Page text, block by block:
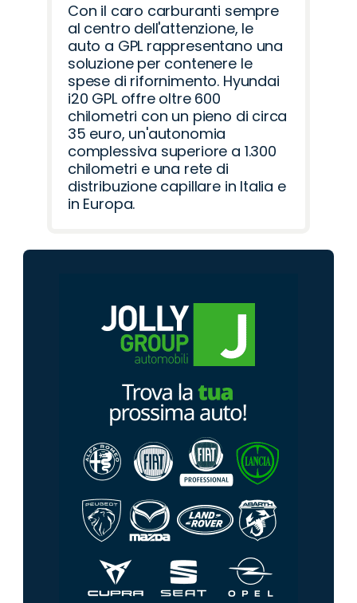
Con il caro carburanti sempre
al centro dell'attenzione, le
auto a GPL rappresentano una
soluzione per contenere le
spese di rifornimento. Hyundai
i20 GPL offre oltre 600
chilometri con un pieno di circa
35 euro, un'autonomia
complessiva superiore a 1.300
chilometri e una rete di
distribuzione capillare in Italia e
in Europa.